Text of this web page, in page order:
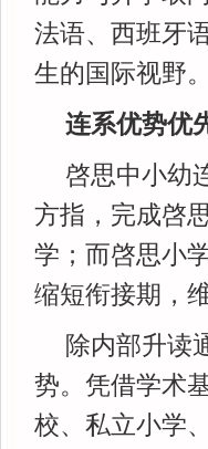
法语、西班牙
生的国际视野。
连系优势优
啓思中小幼
方指，完成啓
学；而啓思小
缩短衔接期，
除内部升读
势。凭借学术
校、私立小学